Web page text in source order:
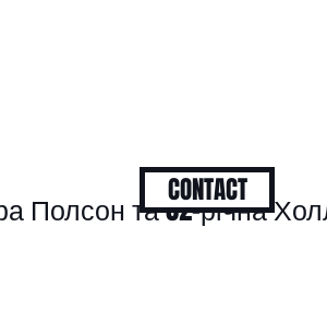
Полсон та 82-річна
CONTACT